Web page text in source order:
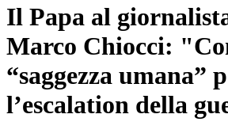
Il Papa al
Marco Chiocci:
“saggezza umana”
l’escalation della